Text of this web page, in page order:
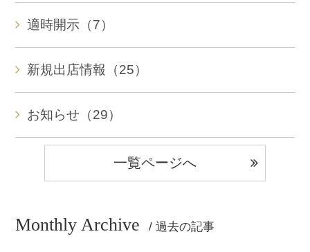
適時開示（7）
新規出店情報（25）
お知らせ（29）
一覧ページへ
Monthly Archive / 過去の記事